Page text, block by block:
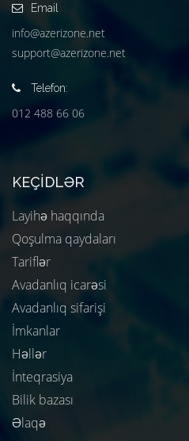
Email
info@azerizone.net
support@azerizone.net
Telefon:
012 488 66 06
KEÇIDLƏR
Layihə haqqında
Qoşulma qaydaları
Tariflər
Avadanlıq icarəsi
Avadanlıq sifarişi
İmkanlar
Həllər
İnteqrasiya
Bilik bazası
Əlaqə